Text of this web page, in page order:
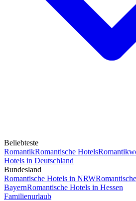
Beliebteste
RomantikRomantische Hotels
Hotels in Deutschland
Bundesland
Romantische Hotels in NRW
BayernRomantische Hotels in Hessen
Familienurlaub